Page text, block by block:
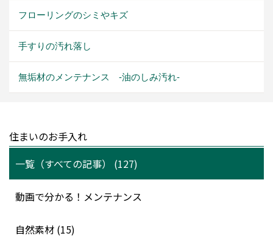
フローリングのシミやキズ
手すりの汚れ落し
無垢材のメンテナンス -油のしみ汚れ-
住まいのお手入れ
一覧（すべての記事） (127)
動画で分かる！メンテナンス
自然素材 (15)